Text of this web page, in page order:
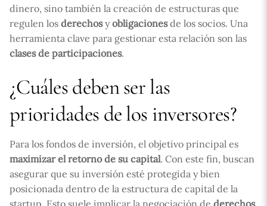
dinero, sino también la creación de estructuras que
regulen los derechosyobligacionesde los socios. Una
herramienta clave para gestionar esta relación son las
clases de participaciones.
¿Cuáles deben ser las
prioridades de los inversores?
Para los fondos de inversión, el objetivo principal es
maximizar el retorno de su capital. Con este fin, buscan
asegurar que su inversión esté protegida y bien
posicionada dentro de la estructura de capital de la
startup. Esto suele implicar la negociación de derechos